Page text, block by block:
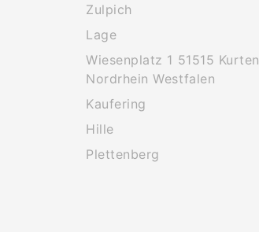
Zulpich
Lage
Wiesenplatz 1 51515 Kurten
Nordrhein Westfalen
Kaufering
Hille
Plettenberg